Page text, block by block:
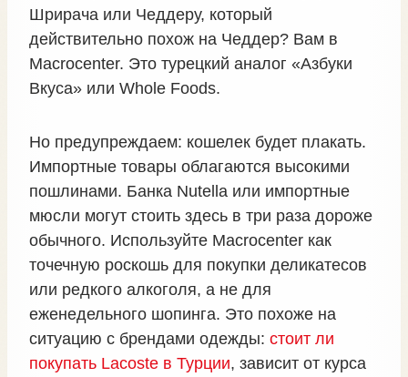
Шрирача или Чеддеру, который
действительно похож на Чеддер? Вам в
Macrocenter. Это турецкий аналог «Азбуки
Вкуса» или Whole Foods.
Но предупреждаем: кошелек будет плакать.
Импортные товары облагаются высокими
пошлинами. Банка Nutella или импортные
мюсли могут стоить здесь в три раза дороже
обычного. Используйте Macrocenter как
точечную роскошь для покупки деликатесов
или редкого алкоголя, а не для
еженедельного шопинга. Это похоже на
ситуацию с брендами одежды: стоит ли
покупать Lacoste в Турции, зависит от курса